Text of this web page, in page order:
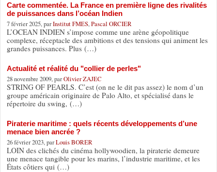
Carte commentée. La France en première ligne des rivalités
de puissances dans l’océan Indien
7 février 2025, parInstitut FMES, Pascal ORCIER
L’OCEAN INDIEN s’impose comme une arène géopolitique
complexe, réceptacle des ambitions et des tensions qui animent les
grandes puissances. Plus (…)
Actualité et réalité du "collier de perles"
28 novembre 2009, parOlivier ZAJEC
STRING OF PEARLS. C’est (on ne le dit pas assez) le nom d’un
groupe américain originaire de Palo Alto, et spécialisé dans le
répertoire du swing, (…)
Piraterie maritime : quels récents développements d’une
menace bien ancrée ?
26 février 2023, parLouis BORER
LOIN des clichés du cinéma hollywoodien, la piraterie demeure
une menace tangible pour les marins, l’industrie maritime, et les
États côtiers qui (…)